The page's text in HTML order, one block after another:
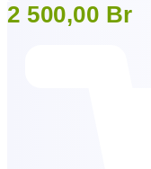
2 500,00 Br